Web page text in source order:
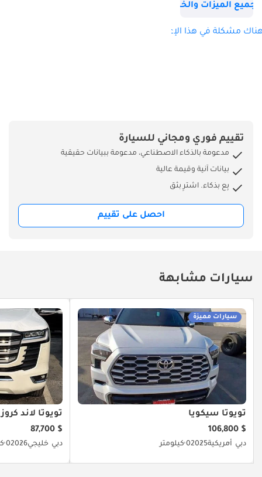
جميع الميزات والخصائص
مشكلة في هذا الإعلان؟
تقييم فوري ومجاني للسيارة
مدعومة بالذكاء الاصطناعي، مدعومة ببيانات حقيقية
بيانات آنية وقيمة عالية
بِع بذكاء. اشترِ بثق
احصل على تقييم
سيارات مشابهة
سيارات مميزة
تويوتا سيكويا
$ 106,800
دبي أمريكية20250 كيلومتر
تويوتا لاند
$ 87,700
دبي خليجي20260 كيلومتر